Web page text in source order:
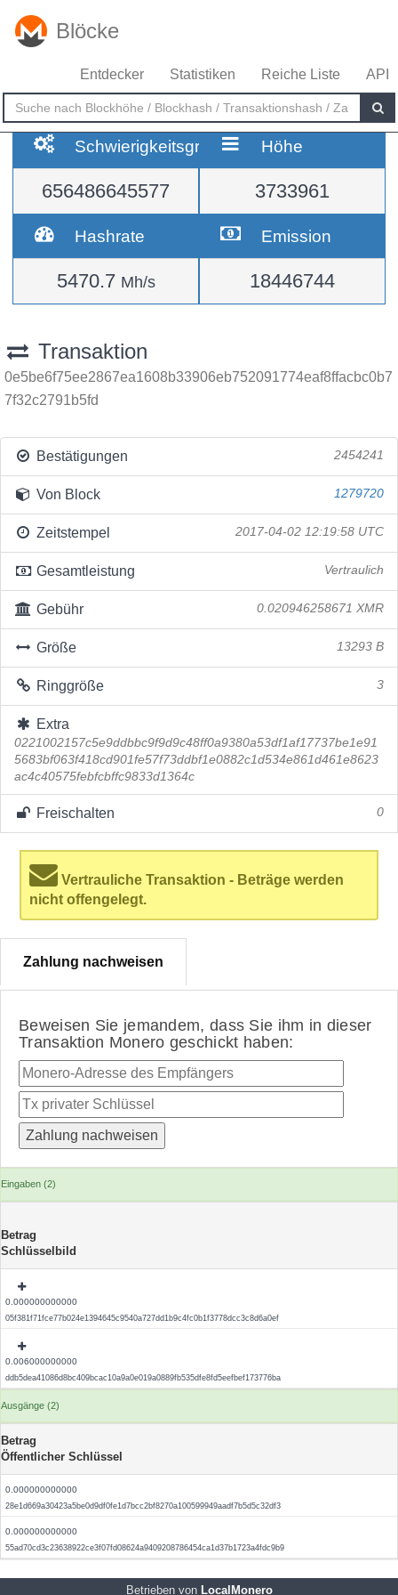
Blöcke
Entdecker Statistiken Reiche Liste API
Schwierigkeitsgrad
656486645577
Höhe
3733961
Hashrate
5470.7 Mh/s
Emission
18446744
Transaktion
0e5be6f75ee2867ea1608b33906eb752091774eaf8ffacbc0b7
7f32c2791b5fd
Bestätigungen 2454241
Von Block 1279720
Zeitstempel 2017-04-02 12:19:58 UTC
Gesamtleistung Vertraulich
Gebühr 0.020946258671 XMR
Größe 13293 B
Ringgröße 3
Extra
0221002157c5e9ddbbc9f9d9c48ff0a9380a53df1af17737be1e91
5683bf063f418cd901fe57f73ddbf1e0882c1d534e861d461e8623
ac4c40575febfcbffc9833d1364c
Freischalten 0
Vertrauliche Transaktion - Beträge werden
nicht offengelegt.
Zahlung nachweisen
Beweisen Sie jemandem, dass Sie ihm in dieser
Transaktion Monero geschickt haben:
Eingaben (2)
Betrag
Schlüsselbild
0.000000000000
05f381f71fce77b024e1394645c9540a727dd1b9c4fc0b1f3778dcc3c8d6a0ef
0.006000000000
ddb5dea41086d8bc409bcac10a9a0e019a0889fb535dfe8fd5eefbef173776ba
Ausgänge (2)
Betrag
Öffentlicher Schlüssel
0.000000000000
28e1d669a30423a5be0d9df0fe1d7bcc2bf8270a100599949aadf7b5d5c32df3
0.000000000000
55ad70cd3c23638922ce3f07fd08624a9409208786454ca1d37b1723a4fdc9b9
Betrieben vonLocalMonero